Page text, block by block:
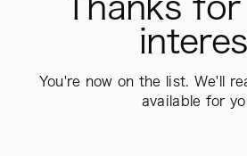
Thanks
You're now on the list. We'll
available for